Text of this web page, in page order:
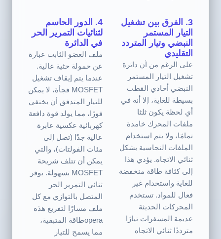
3. الفرق بين تشغيل
التيار المستمر
النبضي وتيار المتردد
التقليدي
على الرغم من أن دائرة
تشغيل التيار المستمر
النبضي أحادي القطب
بسيطة للغاية، إلا أنه في
أي لحظة يكون ثلثا
ملفات المحرك خامدة
تمامًا، ولا يتم استخدام
الملفات النحاسية بشكل
ثنائي الاتجاه. يؤدي هذا
إلى كثافة طاقة منخفضة
للغاية واستخدام غير
فعال للمواد. تستخدم
المحركات الحديثة
عديمة المسفرات تيارًا
مترددًا ثنائي الاتجاه
4. الدور الحاسم
لثنائيات التمرير الحر
في الدائرة
ملف العضو الثابت عبارة
عن حمولة حثية عالية.
عندما يتم إيقاف تشغيل
MOSFET فجأة، لا يمكن
للتيار المتدفق أن يختفي
فورًا، مما يولد قوة دافعة
كهربائية عكسية عابرة
عالية جدًا (تصل إلى
مئات الفولتات)، والتي
يمكن أن تتلف شريحة
MOSFET بسهولة. يوفر
ثنائي التمرير الحر
المتصل بالتوازي مع كل
ملف مسارًا لتفريغ هذه
operaطاقة المتبقية،
مما يسمح للتيار